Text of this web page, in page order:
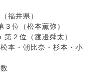
福井県）
位（松本薫弥）
２位（渡邊舜太）
本・朝比奈・杉本・小